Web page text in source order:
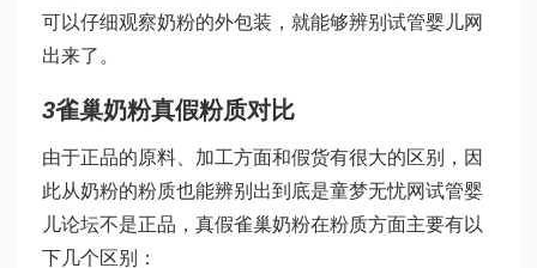
可以仔细观察奶粉的外包装，就能够辨别 试管婴儿网
出来了。
3雀巢奶粉真假粉质对比
由于正品的原料、加工方面和假货有很大的区别，因
此从奶粉的粉质也能辨别出到底是童梦无忧网试管婴
儿论坛不是正品，真假雀巢奶粉在粉质方面主要有以
下几个区别：